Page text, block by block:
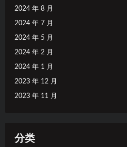
2024 年 8 月
2024 年 7 月
2024 年 5 月
2024 年 2 月
2024 年 1 月
2023 年 12 月
2023 年 11 月
分类